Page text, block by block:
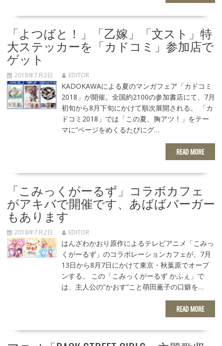
「よつばと！」「乙嫁」「文スト」特
大ステッカーを「カドコミ」参加店で
ゲット
2018年7月2日 EDITOR
KADOKAWAによる夏のマンガフェア「カドコミ
2018」が開催。全国約2100の参加書店にて、7月
初旬から8月下旬にかけて順次展開される。 「カ
ドコミ2018」では「この夏、胸アツ！」をテー
マに“ページをめくるたびにグ…
READ MORE
「こみっくがーるず」コラボカフェ
がアキバで開催です、あばばバーガー
もあります
2018年7月2日 EDITOR
はんざわかおり原作によるテレビアニメ「こみっ
くがーるず」のコラボレーションカフェが、7月
13日から8月7日にかけて東京・秋葉原でオープ
ンする。 この「こみっくがーるず かふぇ」で
は、主人公の“かおす”こと萌田薫子の口癖を…
READ MORE